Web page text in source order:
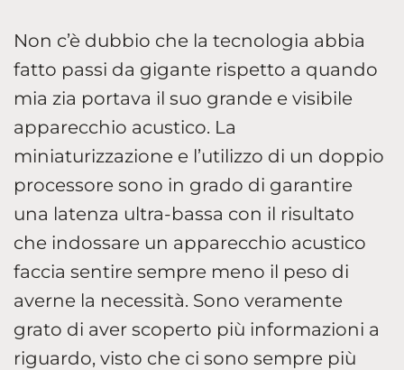
Non c’è dubbio che la tecnologia abbia
fatto passi da gigante rispetto a quando
mia zia portava il suo grande e visibile
apparecchio acustico. La
miniaturizzazione e l’utilizzo di un doppio
processore sono in grado di garantire
una latenza ultra-bassa con il risultato
che indossare un apparecchio acustico
faccia sentire sempre meno il peso di
averne la necessità. Sono veramente
grato di aver scoperto più informazioni a
riguardo, visto che ci sono sempre più